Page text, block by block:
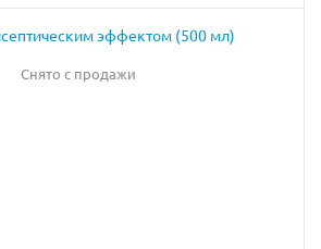
эффектом (500 мл)
Снято с продажи